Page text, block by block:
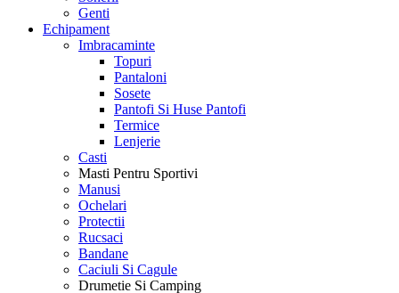
Genti
Echipament
Imbracaminte
Topuri
Pantaloni
Sosete
Pantofi Si Huse Pantofi
Termice
Lenjerie
Casti
Masti Pentru Sportivi
Manusi
Ochelari
Protectii
Rucsaci
Bandane
Caciuli Si Cagule
Drumetie Si Camping